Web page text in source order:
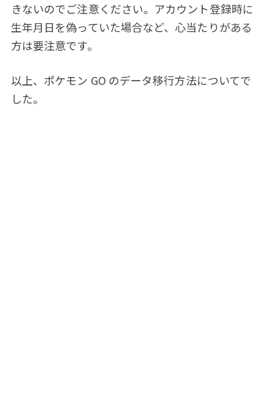
きないのでご注意ください。アカウント登録時に
生年月日を偽っていた場合など、心当たりがある
方は要注意です。
以上、ポケモン GO のデータ移行方法についてで
した。